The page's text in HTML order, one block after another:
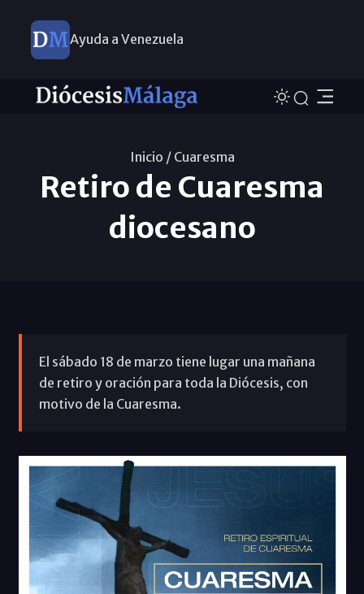
Ayuda a Venezuela
Inicio / Cuaresma
Retiro de Cuaresma
diocesano
El sábado 18 de marzo tiene lugar una mañana
de retiro y oración para toda la Diócesis, con
motivo de la Cuaresma.